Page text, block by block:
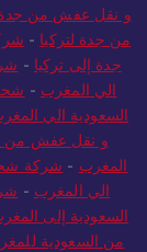
و نقل عفش من جدة
من جدة لتركيا -
جدة إلى تركيا -
الي المغرب -
السعودية الي
و نقل عفش من
المغرب - شركة
الي المغرب -
السعودية إلى
من السعودية